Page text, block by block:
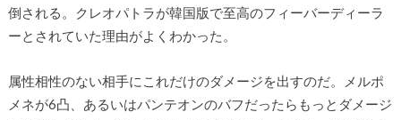
倒される。クレオパトラが韓国版で至高のフィーバーディーラ
ーとされていた理由がよくわかった。
属性相性のない相手にこれだけのダメージを出すのだ。メルポ
メネが6凸、あるいはパンテオンのバフだったらもっとダメージ